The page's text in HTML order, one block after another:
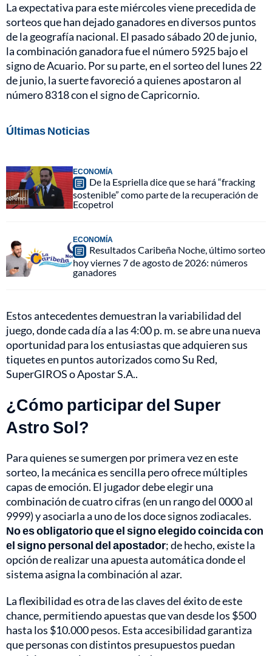
La expectativa para este miércoles viene precedida de
sorteos que han dejado ganadores en diversos puntos
de la geografía nacional. El pasado sábado 20 de junio,
la combinación ganadora fue el número 5925 bajo el
signo de Acuario. Por su parte, en el sorteo del lunes 22
de junio, la suerte favoreció a quienes apostaron al
número 8318 con el signo de Capricornio.
Últimas Noticias
ECONOMÍA
De la Espriella dice que se hará “fracking
sostenible” como parte de la recuperación de
Ecopetrol
ECONOMÍA
Resultados Caribeña Noche, último sorteo
hoy viernes 7 de agosto de 2026: números
ganadores
Estos antecedentes demuestran la variabilidad del
juego, donde cada día a las 4:00 p. m. se abre una nueva
oportunidad para los entusiastas que adquieren sus
tiquetes en puntos autorizados como Su Red,
SuperGIROS o Apostar S.A..
¿Cómo participar del Super
Astro Sol?
Para quienes se sumergen por primera vez en este
sorteo, la mecánica es sencilla pero ofrece múltiples
capas de emoción. El jugador debe elegir una
combinación de cuatro cifras (en un rango del 0000 al
9999) y asociarla a uno de los doce signos zodiacales.
No es obligatorio que el signo elegido coincida con
el signo personal del apostador; de hecho, existe la
opción de realizar una apuesta automática donde el
sistema asigna la combinación al azar.
La flexibilidad es otra de las claves del éxito de este
chance, permitiendo apuestas que van desde los $500
hasta los $10.000 pesos. Esta accesibilidad garantiza
que personas con distintos presupuestos puedan